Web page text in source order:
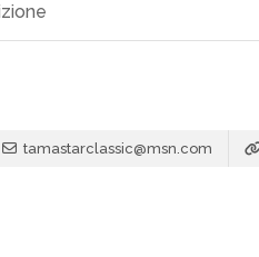
tamastarclassic@msn.com